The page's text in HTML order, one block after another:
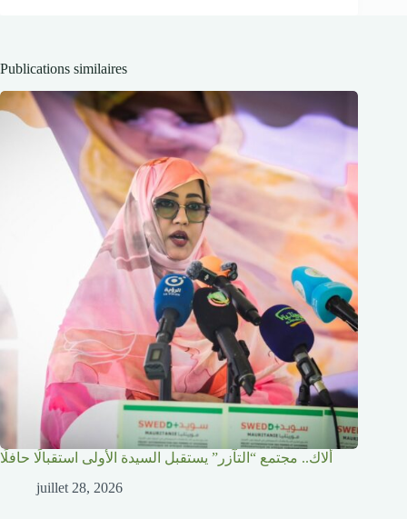
Publications similaires
ألاك.. مجتمع “التآزر” يستقبل السيدة الأولى استقبالًا حافلًا
juillet 28, 2026